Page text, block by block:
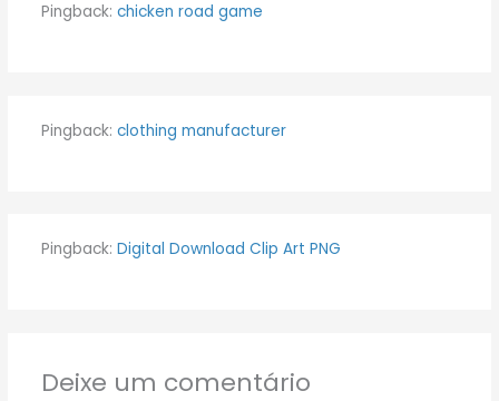
Pingback: chicken road game
Pingback: clothing manufacturer
Pingback: Digital Download Clip Art PNG
Deixe um comentário